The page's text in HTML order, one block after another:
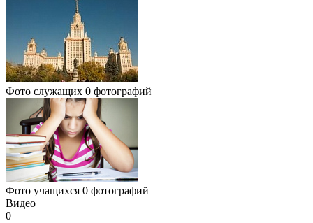
Фото служащих 0 фотографий
Фото учащихся 0 фотографий
Видео
0